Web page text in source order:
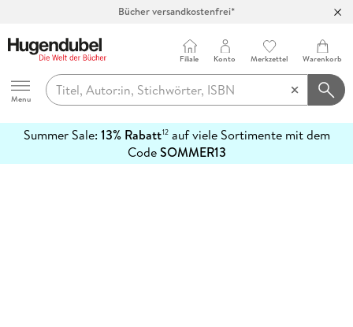
Bücher versandkostenfrei*
Abholung in über 100 Filialen
Hugendubel
Menu
Filiale Konto Merkzettel Warenkorb
Summer Sale: 13% Rabatt12auf viele Sortimente mit dem
CodeSOMMER13
erfahren